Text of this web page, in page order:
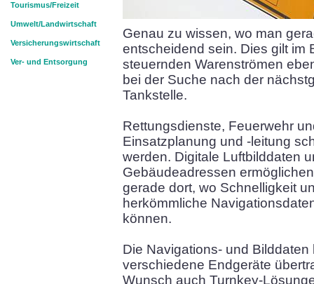
Tourismus/Freizeit
Umwelt/Landwirtschaft
Versicherungswirtschaft
Ver- und Entsorgung
Genau zu wissen, wo man
entscheidend sein. Dies gilt im
steuernden Warenströmen
bei der Suche nach der
Tankstelle.
Rettungsdienste, Feuerwehr
Einsatzplanung und -leitung
werden. Digitale Luftbilddaten
Gebäudeadressen
gerade dort, wo Schnelligkeit
herkömmliche
können.
Die Navigations- und
verschiedene Endgeräte
Wunsch auch Turnkey-